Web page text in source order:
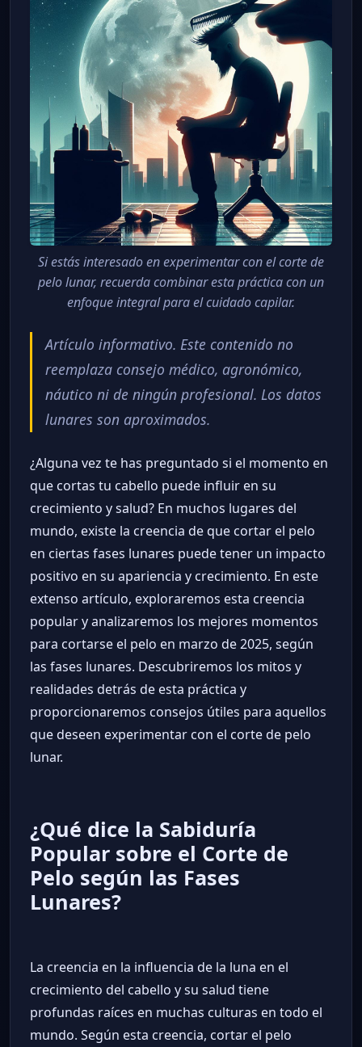
Si estás interesado en experimentar con el corte de
pelo lunar, recuerda combinar esta práctica con un
enfoque integral para el cuidado capilar.
Artículo informativo. Este contenido no
reemplaza consejo médico, agronómico,
náutico ni de ningún profesional. Los datos
lunares son aproximados.
¿Alguna vez te has preguntado si el momento en
que cortas tu cabello puede influir en su
crecimiento y salud? En muchos lugares del
mundo, existe la creencia de que cortar el pelo
en ciertas fases lunares puede tener un impacto
positivo en su apariencia y crecimiento. En este
extenso artículo, exploraremos esta creencia
popular y analizaremos los mejores momentos
para cortarse el pelo en marzo de 2025, según
las fases lunares. Descubriremos los mitos y
realidades detrás de esta práctica y
proporcionaremos consejos útiles para aquellos
que deseen experimentar con el corte de pelo
lunar.
¿Qué dice la Sabiduría
Popular sobre el Corte de
Pelo según las Fases
Lunares?
La creencia en la influencia de la luna en el
crecimiento del cabello y su salud tiene
profundas raíces en muchas culturas en todo el
mundo. Según esta creencia, cortar el pelo